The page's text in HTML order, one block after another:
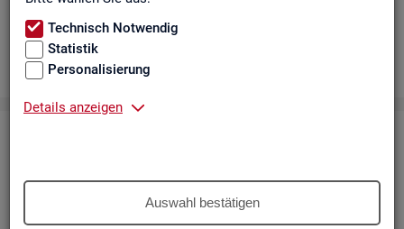
Technisch Notwendig
Statistik
Personalisierung
Details anzeigen
Auswahl bestätigen
DieAus­bil­dungs­markt­sta­tis­tik be­rich­tet über
Be­wer­be­rin­nen und Be­wer­ber für Be­rufs­aus­bil­